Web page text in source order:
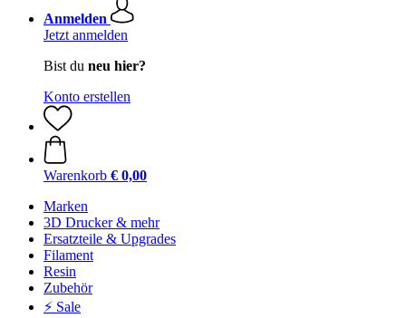
Anmelden
Jetzt anmelden
Bist du neu hier?
Konto erstellen
Warenkorb € 0,00
Marken
3D Drucker & mehr
Ersatzteile & Upgrades
Filament
Resin
Zubehör
⚡ Sale